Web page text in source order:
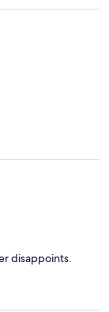
disappoints.